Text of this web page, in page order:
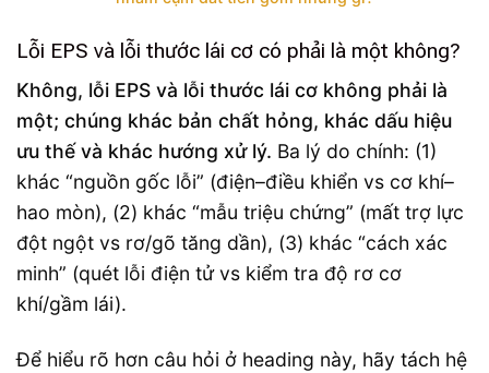
Lỗi EPS và lỗi thước lái cơ có phải là một không?
Không, lỗi EPS và lỗi thước lái cơ không phải là
một; chúng khác bản chất hỏng, khác dấu hiệu
ưu thế và khác hướng xử lý. Ba lý do chính: (1)
khác “nguồn gốc lỗi” (điện–điều khiển vs cơ khí–
hao mòn), (2) khác “mẫu triệu chứng” (mất trợ lực
đột ngột vs rơ/gõ tăng dần), (3) khác “cách xác
minh” (quét lỗi điện tử vs kiểm tra độ rơ cơ
khí/gầm lái).
Để hiểu rõ hơn câu hỏi ở heading này, hãy tách hệ